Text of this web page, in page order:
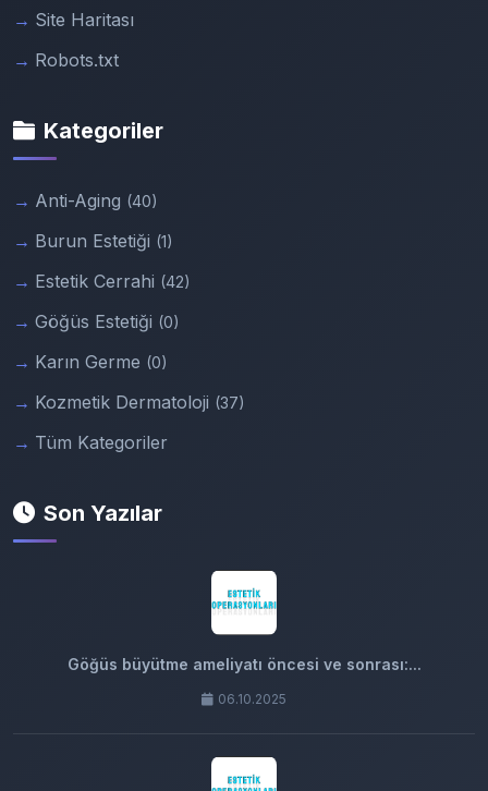
Site Haritası
Robots.txt
Kategoriler
Anti-Aging (40)
Burun Estetiği (1)
Estetik Cerrahi (42)
Göğüs Estetiği (0)
Karın Germe (0)
Kozmetik Dermatoloji (37)
Tüm Kategoriler
Son Yazılar
Göğüs büyütme ameliyatı öncesi ve sonrası:...
06.10.2025